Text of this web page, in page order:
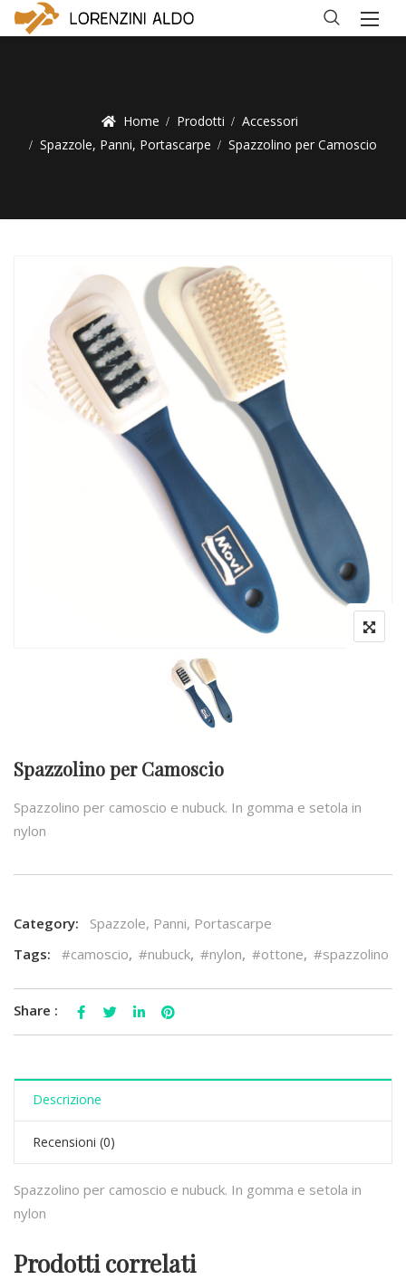
Home Prodotti
Accessori
Spazzole, Panni, Portascarpe
Spazzolino per Camoscio
Spazzolino per Camoscio
Spazzolino per camoscio e nubuck. In gomma e setola in
nylon
Category:
Spazzole, Panni, Portascarpe
Tags:
#camoscio, #nubuck, #nylon, #ottone, #spazzolino
Share :
Descrizione
Recensioni (0)
Spazzolino per camoscio e nubuck. In gomma e setola in
nylon
Prodotti correlati